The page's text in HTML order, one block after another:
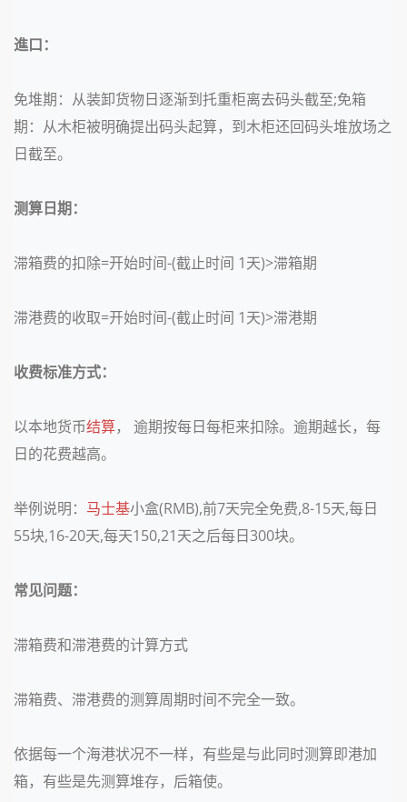
進口：
免堆期：从装卸货物日逐渐到托重柜离去码头截至;免箱
期：从木柜被明确提出码头起算，到木柜还回码头堆放场之
日截至。
测算日期：
滞箱费的扣除=开始时间-(截止时间 1天)>滞箱期
滞港费的收取=开始时间-(截止时间 1天)>滞港期
收费标准方式：
以本地货币结算， 逾期按每日每柜来扣除。逾期越长，每
日的花费越高。
举例说明： 马士基小盒(RMB),前7天完全免费,8-15天,每日
55块,16-20天,每天150,21天之后每日300块。
常见问题：
滞箱费和滞港费的计算方式
滞箱费、滞港费的测算周期时间不完全一致。
依据每一个海港状况不一样，有些是与此同时测算即港加
箱，有些是先测算堆存，后箱使。